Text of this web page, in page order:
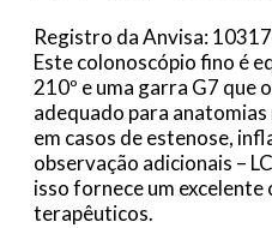
Registro da Anvisa:
Este colonoscópio fino é
210º e uma garra G7 que
adequado para
em casos de estenose,
observação adicionais –
isso fornece um
terapêuticos.